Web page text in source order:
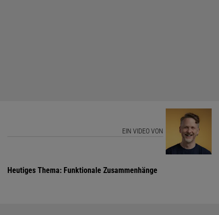
EIN VIDEO VON
Heutiges Thema: Funktionale Zusammenhänge